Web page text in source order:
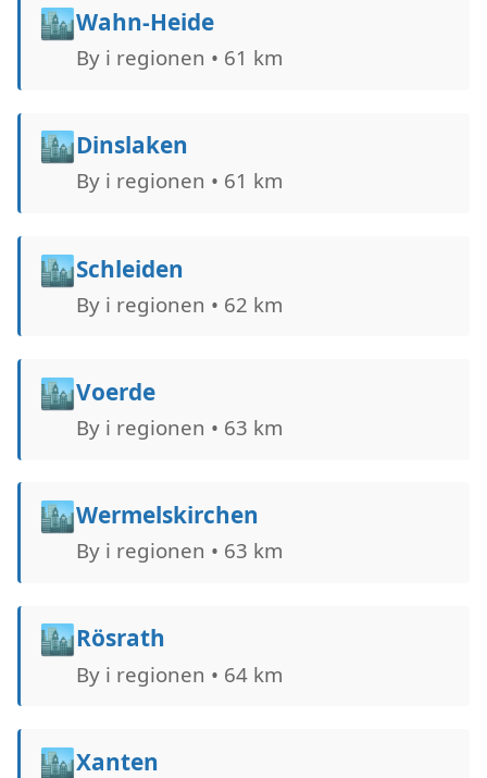
🏙️Wahn-Heide
By i regionen • 61 km
🏙️Dinslaken
By i regionen • 61 km
🏙️Schleiden
By i regionen • 62 km
🏙️Voerde
By i regionen • 63 km
🏙️Wermelskirchen
By i regionen • 63 km
🏙️Rösrath
By i regionen • 64 km
🏙️Xanten